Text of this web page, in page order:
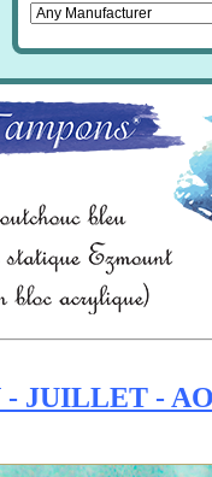
JUILLET -